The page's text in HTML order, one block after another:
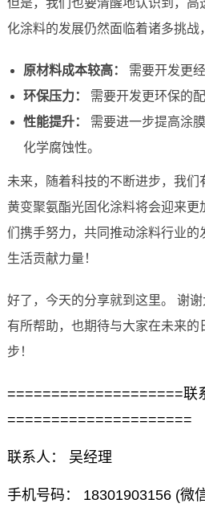
但是，我们也要清醒地认识到，高
化涂料的发展仍然面临着诸多挑战
原材料成本较高：
需要开发更
环保压力：
需要开发更环保的
性能提升：
需要进一步提高涂
化学腐蚀性。
未来，随着科技的不断进步，我们
黄变聚氨酯光固化涂料将会迎来
们携手努力，共同推动涂料行业的
生活贡献力量！
好了，今天的分享就到这里。 谢
有所帮助，也期待与大家在未来的
步！
====================联
=====================
联系人： 吴经理
手机号码： 18301903156 (微